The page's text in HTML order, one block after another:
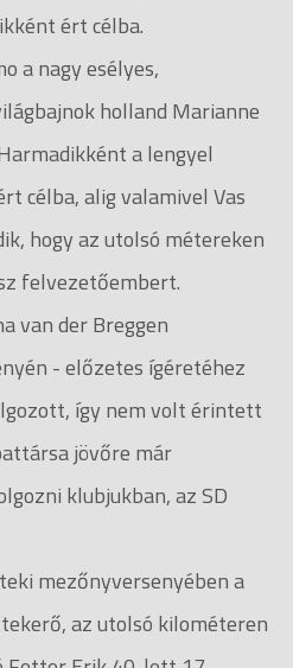
ért célba.
a nagy esélyes,
holland Marianne
a lengyel
célba, alig valamivel Vas
hogy az utolsó métereken
felvezetőembert.
van der Breggen
- előzetes ígéretéhez
így nem volt érintett
jövőre már
klubjukban, az SD
mezőnyversenyében a
az utolsó kilométeren